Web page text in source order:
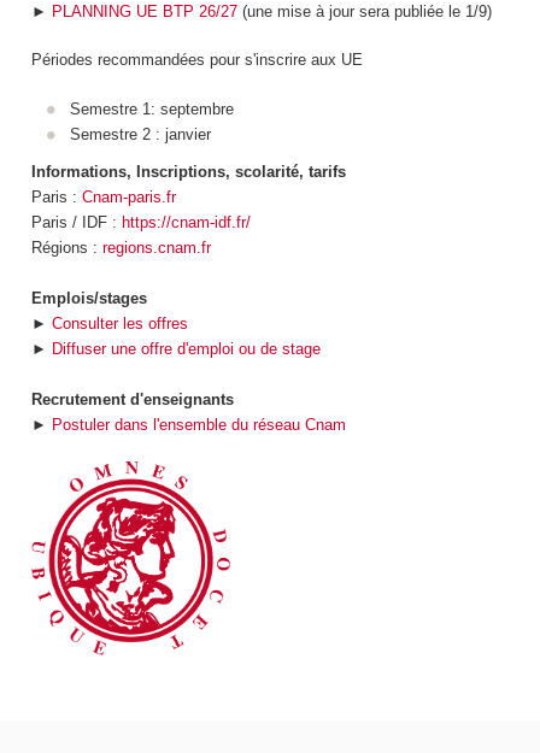
► PLANNING UE BTP 26/27(une mise à jour sera publiée le 1/9)
Périodes recommandées pour s'inscrire aux UE
Semestre 1: septembre
Semestre 2 : janvier
Informations, Inscriptions, scolarité, tarifs
Paris : Cnam-paris.fr
Paris / IDF : https://cnam-idf.fr/
Régions : regions.cnam.fr
Emplois/stages
► Consulter les offres
► Diffuser une offre d'emploi ou de stage
Recrutement d'enseignants
► Postuler dans l'ensemble du réseau Cnam